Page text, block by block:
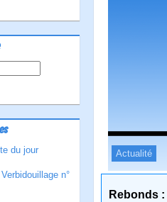
du jour
Verbidouillage n°
Actualité
Rebonds :